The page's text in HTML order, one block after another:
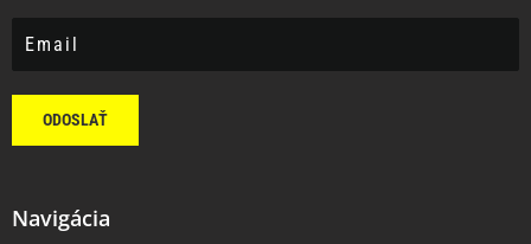
ODOSLAŤ
Navigácia